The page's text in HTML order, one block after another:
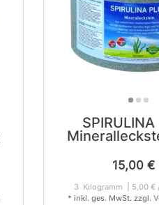
SPIRULINA
15,00 €
3 Kilogramm | 5,00 €
* inkl. ges. MwSt. zzgl.